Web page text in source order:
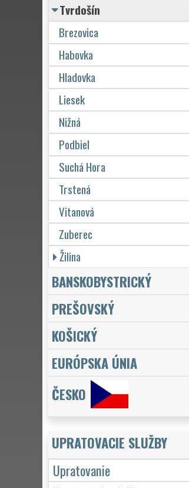
Tvrdošín
Brezovica
Habovka
Hladovka
Liesek
Nižná
Podbiel
Suchá Hora
Trstená
Vitanová
Zuberec
Žilina
BANSKOBYSTRICKÝ
PREŠOVSKÝ
KOŠICKÝ
EURÓPSKA ÚNIA
ČESKO
UPRATOVACIE SLUŽBY
Upratovanie